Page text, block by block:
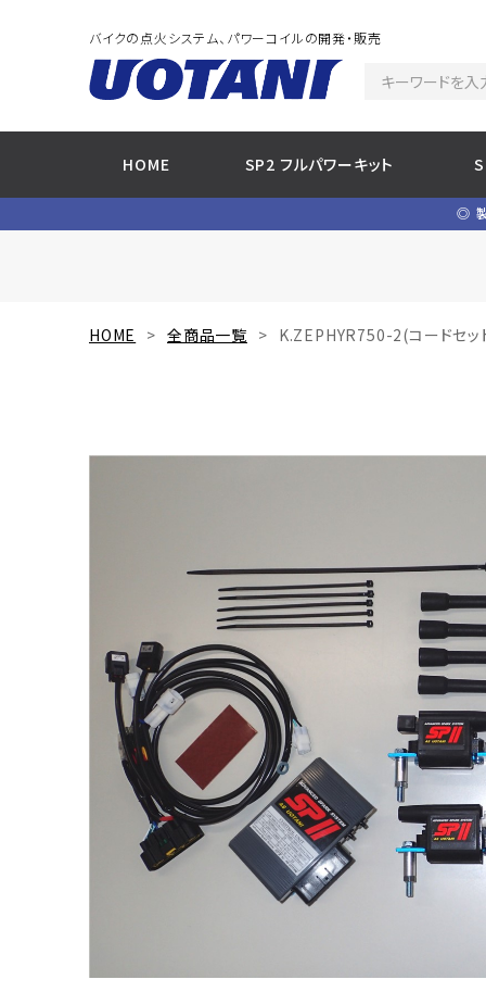
バイクの点火システム、パワーコイルの開発・販売
HOME SP2 フルパワーキット
◎ 製
HOME 全商品一覧 K.ZEPHYR750-2(コードセッ